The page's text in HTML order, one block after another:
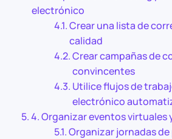
electrónico
Crear una lista de
calidad
Crear campañas de
convincentes
Utilice flujos de
electrónico
4. Organizar eventos virtuales
Organizar jornadas